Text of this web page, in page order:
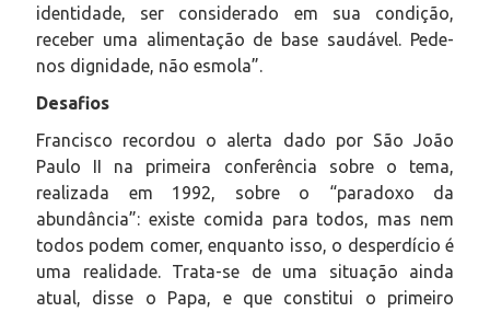
identidade, ser considerado em sua condição,
receber uma alimentação de base saudável. Pede-
nos dignidade, não esmola”.
Desafios
Francisco recordou o alerta dado por São João
Paulo II na primeira conferência sobre o tema,
realizada em 1992, sobre o “paradoxo da
abundância”: existe comida para todos, mas nem
todos podem comer, enquanto isso, o desperdício é
uma realidade. Trata-se de uma situação ainda
atual, disse o Papa, e que constitui o primeiro